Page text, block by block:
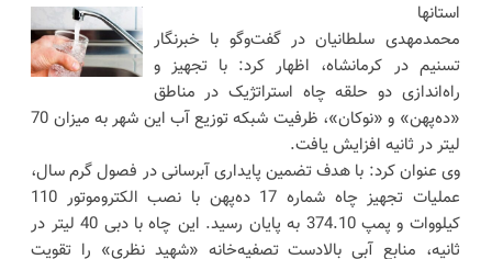
استانها
محمدمهدی سلطانیان در گفت‌وگو با خبرنگار
تسنیم در کرمانشاه، اظهار کرد: با تجهیز و
راه‌اندازی دو حلقه چاه استراتژیک در مناطق
«ده‌پهن» و «نوکان»، ظرفیت شبکه توزیع آب این شهر به میزان 70
لیتر در ثانیه افزایش یافت.
وی عنوان کرد: با هدف تضمین پایداری آبرسانی در فصول گرم سال،
عملیات تجهیز چاه شماره 17 ده‌پهن با نصب الکتروموتور 110
کیلووات و پمپ 374.10 به پایان رسید. این چاه با دبی 40 لیتر در
ثانیه، منابع آبی بالادست تصفیه‌خانه «شهید نظری» را تقویت